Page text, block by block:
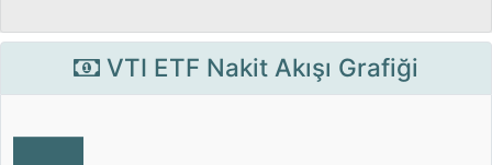
VTI ETF Nakit Akışı Grafiği